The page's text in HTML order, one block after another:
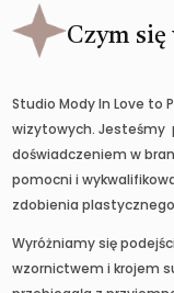
Czym się
Studio Mody In Love to
wizytowych. Jesteśmy
doświadczeniem w
pomocni i
zdobienia
Wyróżniamy się
wzornictwem i krojem